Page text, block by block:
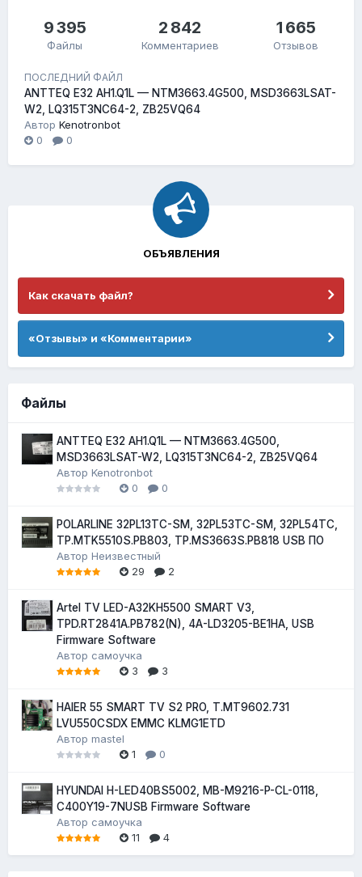
9 395
Файлы
2 842
Комментариев
1 665
Отзывов
ПОСЛЕДНИЙ ФАЙЛ
ANTTEQ E32 AH1.Q1L — NTM3663.4G500, MSD3663LSAT-
W2, LQ315T3NC64-2, ZB25VQ64
Автор Kenotronbot
0
0
ОБЪЯВЛЕНИЯ
Как скачать файл?
«Отзывы» и «Комментарии»
Файлы
ANTTEQ E32 AH1.Q1L — NTM3663.4G500,
MSD3663LSAT-W2, LQ315T3NC64-2, ZB25VQ64
Автор Kenotronbot
0
0
POLARLINE 32PL13TC-SM, 32PL53TC-SM, 32PL54TC,
TP.MTK5510S.PB803, TP.MS3663S.PB818 USB ПО
Автор Неизвестный
29
2
Artel TV LED-A32KH5500 SMART V3,
TPD.RT2841A.PB782(N), 4A-LD3205-BE1HA, USB
Firmware Software
Автор самоучка
3
3
HAIER 55 SMART TV S2 PRO, T.MT9602.731
LVU550CSDX EMMC KLMG1ETD
Автор mastel
1
0
HYUNDAI H-LED40BS5002, MB-M9216-P-CL-0118,
C400Y19-7NUSB Firmware Software
Автор самоучка
11
4